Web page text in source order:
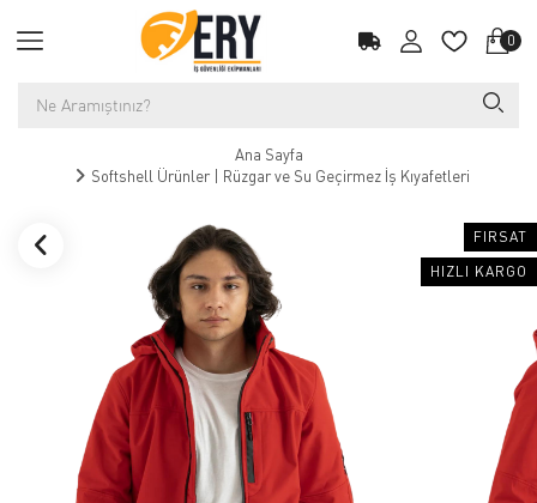
0
Ana Sayfa
Softshell Ürünler | Rüzgar ve Su Geçirmez İş Kıyafetleri
FIRSAT
HIZLI KARGO